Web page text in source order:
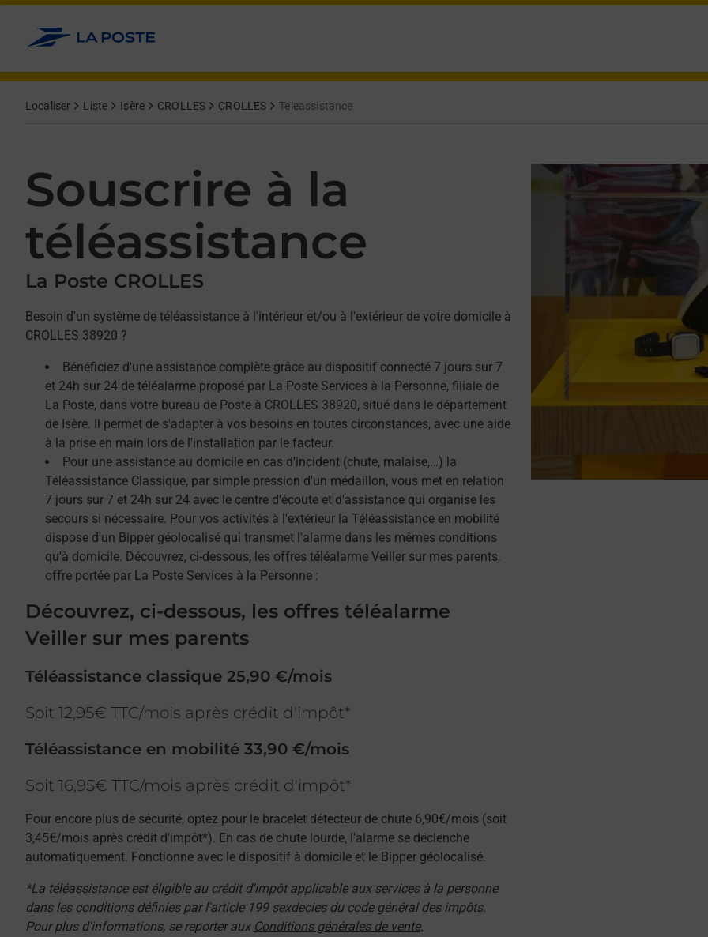
Allez au contenu
Localiser Liste Isère CROLLES CROLLES Teleassistance
Souscrire à la
téléassistance
La Poste CROLLES
Besoin d'un système de téléassistance à l'intérieur et/ou à l'extérieur de votre domicile à
CROLLES 38920 ?
Bénéficiez d'une assistance complète grâce au dispositif connecté 7 jours sur 7
et 24h sur 24 de téléalarme proposé par La Poste Services à la Personne, filiale de
La Poste, dans votre bureau de Poste à CROLLES 38920, situé dans le département
de Isère. Il permet de s'adapter à vos besoins en toutes circonstances, avec une aide
à la prise en main lors de l'installation par le facteur.
Pour une assistance au domicile en cas d'incident (chute, malaise,…) la
Téléassistance Classique, par simple pression d'un médaillon, vous met en relation
7 jours sur 7 et 24h sur 24 avec le centre d'écoute et d'assistance qui organise les
secours si nécessaire. Pour vos activités à l'extérieur la Téléassistance en mobilité
dispose d'un Bipper géolocalisé qui transmet l'alarme dans les mêmes conditions
qu'à domicile. Découvrez, ci-dessous, les offres téléalarme Veiller sur mes parents,
offre portée par La Poste Services à la Personne :
Découvrez, ci-dessous, les offres téléalarme
Veiller sur mes parents
Téléassistance classique 25,90 €/mois
Soit 12,95€ TTC/mois après crédit d'impôt*
Téléassistance en mobilité 33,90 €/mois
Soit 16,95€ TTC/mois après crédit d'impôt*
Pour encore plus de sécurité, optez pour le bracelet détecteur de chute 6,90€/mois (soit
3,45€/mois après crédit d'impôt*). En cas de chute lourde, l'alarme se déclenche
automatiquement. Fonctionne avec le dispositif à domicile et le Bipper géolocalisé.
*La téléassistance est éligible au crédit d'impôt applicable aux services à la personne
dans les conditions définies par l'article 199 sexdecies du code général des impôts.
Pour plus d'informations, se reporter aux Conditions générales de vente.
Afficher ou masquer la réponse
Afficher ou masquer la réponse
Afficher ou masquer la réponse